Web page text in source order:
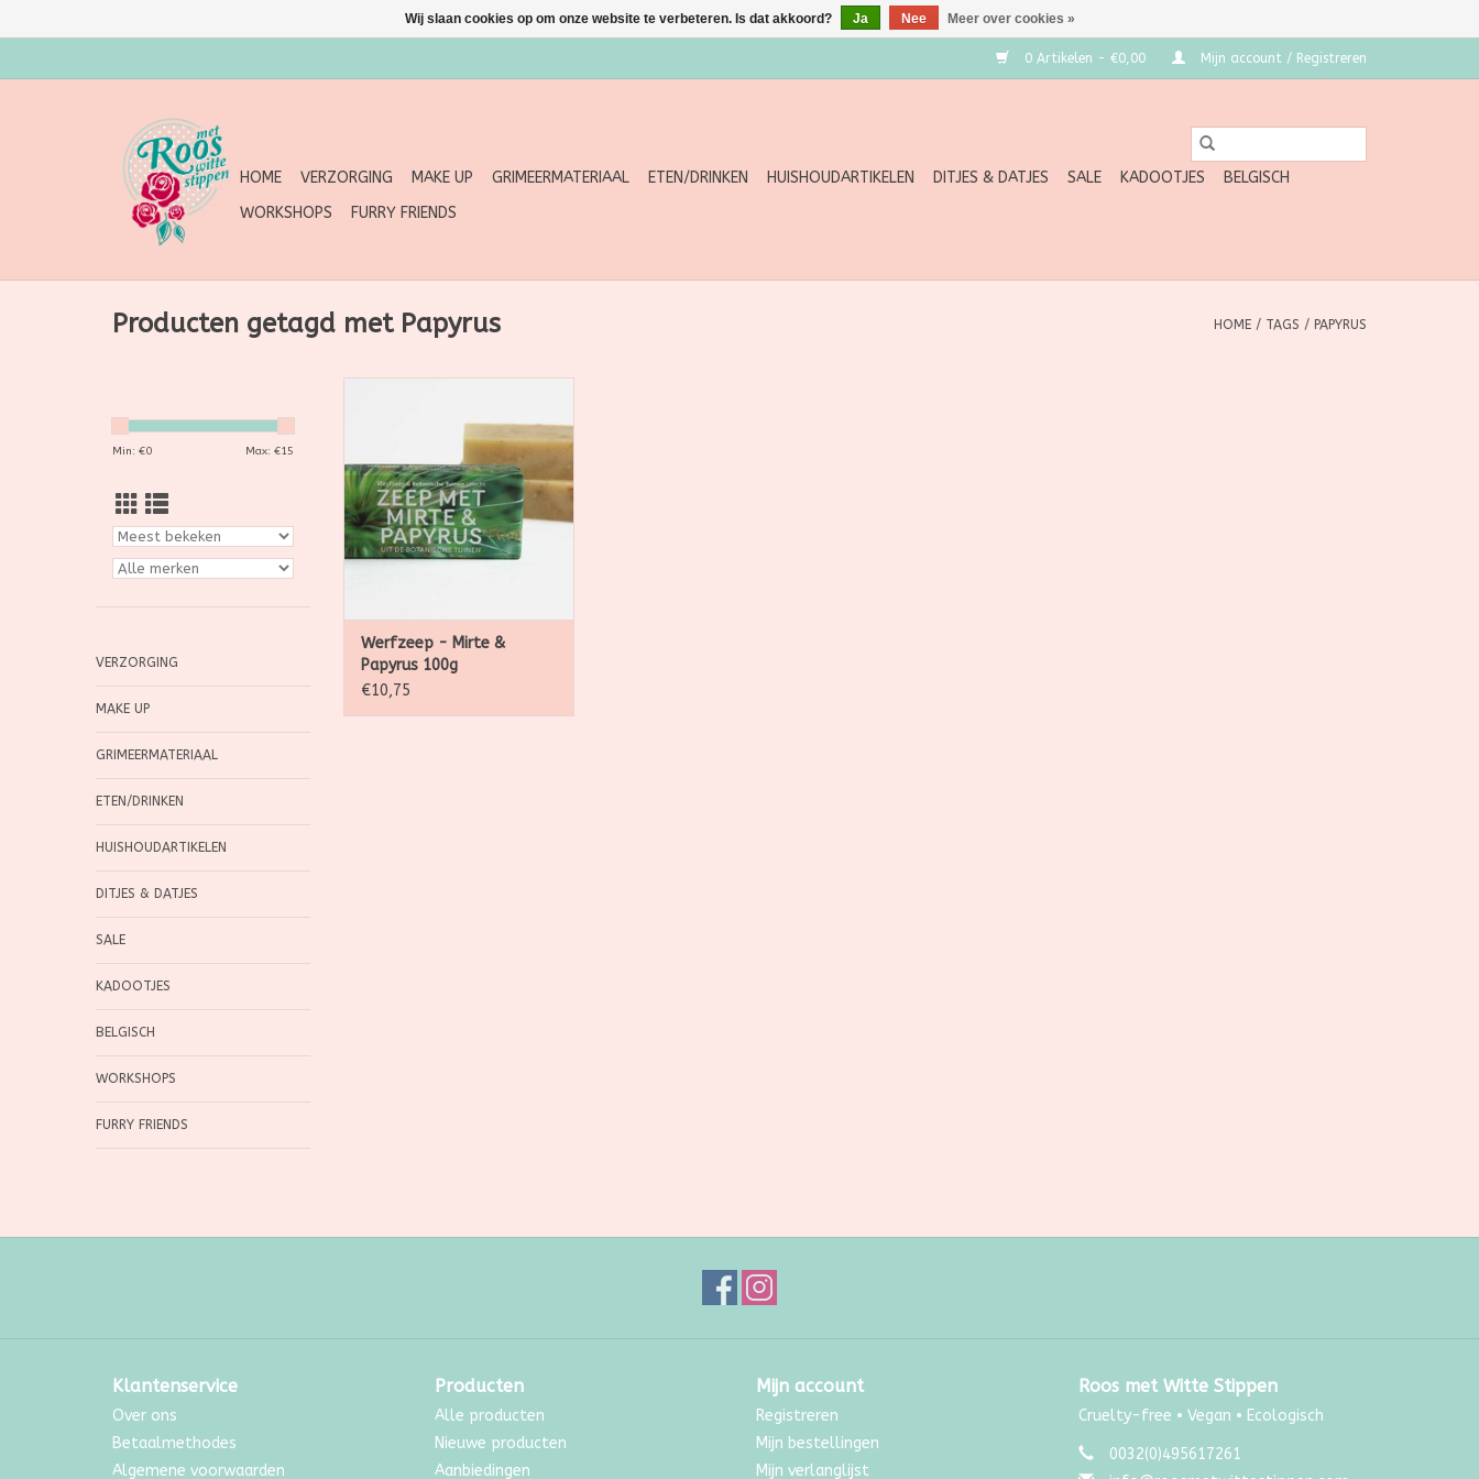
0 Artikelen - €0,00 Mijn account / Registreren
HOME VERZORGING MAKE UP GRIMEERMATERIAAL ETEN/DRINKEN HUISHOUDARTIKELEN DITJES & DATJES SALE KADOOTJES
BELGISCH
WORKSHOPS
FURRY FRIENDS
Producten getagd met Papyrus HOME / TAGS / PAPYRUS
Min: €0 Max: €15
VERZORGING
MAKE UP
GRIMEERMATERIAAL
ETEN/DRINKEN
HUISHOUDARTIKELEN
DITJES & DATJES
SALE
KADOOTJES
BELGISCH
WORKSHOPS
FURRY FRIENDS
In de Botanische Tuinen groeit
een weelde aan bijzondere
planten, en daar maken we
bijzondere zepen van.
Deze eerste editie is gemaakt
met mirte en papyrus, geoogst
TOEVOEGEN AAN WINKELWAGEN
Werfzeep - Mirte &
Papyrus 100g
€10,75
Klantenservice
Over ons
Betaalmethodes
Algemene voorwaarden
Producten
Alle producten
Nieuwe producten
Aanbiedingen
Mijn account
Registreren
Mijn bestellingen
Mijn verlanglijst
Roos met Witte Stippen
Cruelty-free • Vegan • Ecologisch
0032(0)495617261
Wij slaan cookies op om onze website te verbeteren. Is dat akkoord? Ja Nee Meer over cookies »